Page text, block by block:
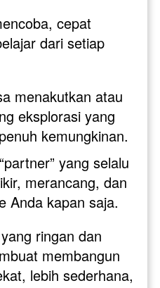
cepat
dari setiap
menakutkan atau
eksplorasi yang
kemungkinan.
yang selalu
merancang, dan
Anda kapan saja.
ringan dan
membangun
lebih sederhana,